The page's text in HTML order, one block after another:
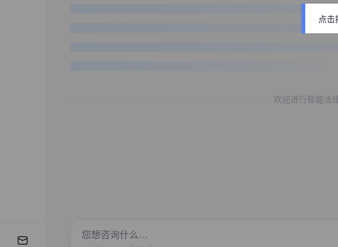
欢迎进行智能法
点击